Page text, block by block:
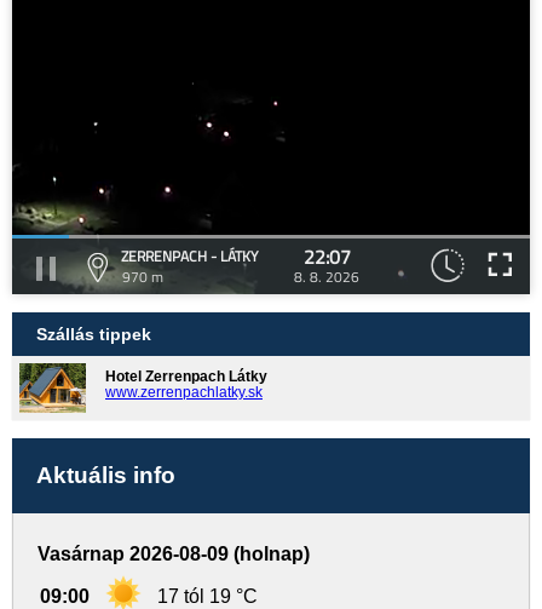
ZERRENPACH - LÁTKY
970 m
22:07
8. 8. 2026
Szállás tippek
Hotel Zerrenpach Látky
www.zerrenpachlatky.sk
Aktuális info
Vasárnap 2026-08-09 (holnap)
09:00 17 tól 19 °C